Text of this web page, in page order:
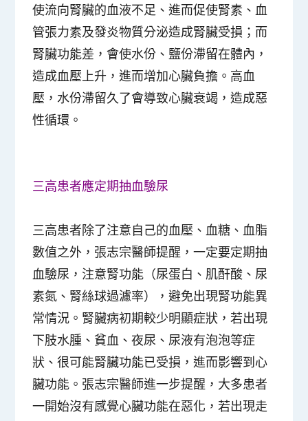
使流向腎臟的血液不足、進而促使腎素、血
管張力素及發炎物質分泌造成腎臟受損；而
腎臟功能差，會使水份、鹽份滯留在體內，
造成血壓上升，進而增加心臟負擔。高血
壓，水份滯留久了會導致心臟衰竭，造成惡
性循環。
三高患者應定期抽血驗尿
三高患者除了注意自己的血壓、血糖、血脂
數值之外，張志宗醫師提醒，一定要定期抽
血驗尿，注意腎功能（尿蛋白、肌酐酸、尿
素氮、腎絲球過濾率），避免出現腎功能異
常情況。腎臟病初期較少明顯症狀，若出現
下肢水腫、貧血、夜尿、尿液有泡泡等症
狀、很可能腎臟功能已受損，進而影響到心
臟功能。張志宗醫師進一步提醒，大多患者
一開始沒有感覺心臟功能在惡化，若出現走